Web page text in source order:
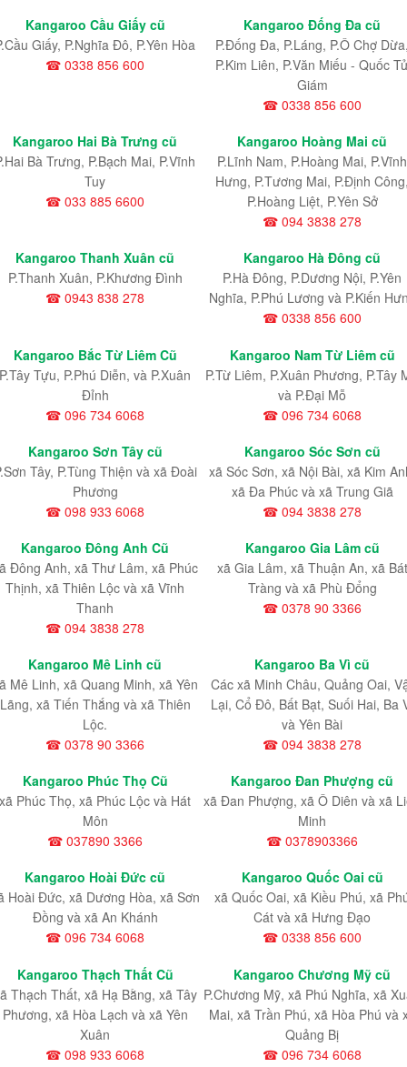
Kangaroo Cầu Giấy cũ
Giấy, P.Nghĩa Đô, P.Yên Hòa
☎ 0338 856 600
Kangaroo Đống Đa cũ
P.Đống Đa, P.Láng, P.Ô Chợ
P.Kim Liên, P.Văn Miếu - Quốc
Giám
☎ 0338 856 600
Kangaroo Hai Bà Trưng cũ
Bà Trưng, P.Bạch Mai, P.Vĩnh
Tuy
☎ 033 885 6600
Kangaroo Hoàng Mai cũ
P.Lĩnh Nam, P.Hoàng Mai, P.Vĩnh
Hưng, P.Tương Mai, P.Định
P.Hoàng Liệt, P.Yên Sở
☎ 094 3838 278
Kangaroo Thanh Xuân cũ
P.Thanh Xuân, P.Khương Đình
☎ 0943 838 278
Kangaroo Hà Đông cũ
P.Hà Đông, P.Dương Nội, P.Yên
Nghĩa, P.Phú Lương và P.Kiến
☎ 0338 856 600
Kangaroo Bắc Từ Liêm Cũ
P.Tây Tựu, P.Phú Diễn, và P.Xuân
Đỉnh
☎ 096 734 6068
Kangaroo Nam Từ Liêm cũ
P.Từ Liêm, P.Xuân Phương, P.Tây
và P.Đại Mỗ
☎ 096 734 6068
Kangaroo Sơn Tây cũ
Tây, P.Tùng Thiện và xã Đoài
Phương
☎ 098 933 6068
Kangaroo Sóc Sơn cũ
xã Sóc Sơn, xã Nội Bài, xã Kim
xã Đa Phúc và xã Trung Giã
☎ 094 3838 278
Kangaroo Đông Anh Cũ
Đông Anh, xã Thư Lâm, xã Phúc
Thịnh, xã Thiên Lộc và xã Vĩnh
Thanh
☎ 094 3838 278
Kangaroo Gia Lâm cũ
xã Gia Lâm, xã Thuận An, xã Bát
Tràng và xã Phù Đổng
☎ 0378 90 3366
Kangaroo Mê Linh cũ
Mê Linh, xã Quang Minh, xã Yên
Lãng, xã Tiến Thắng và xã Thiên
Lộc.
☎ 0378 90 3366
Kangaroo Ba Vì cũ
Các xã Minh Châu, Quảng Oai,
Lại, Cổ Đô, Bất Bạt, Suối Hai, Ba
và Yên Bài
☎ 094 3838 278
Kangaroo Phúc Thọ Cũ
xã Phúc Thọ, xã Phúc Lộc và Hát
Môn
☎ 037890 3366
Kangaroo Đan Phượng cũ
xã Đan Phượng, xã Ô Diên và xã
Minh
☎ 0378903366
Kangaroo Hoài Đức cũ
Hoài Đức, xã Dương Hòa, xã Sơn
Đồng và xã An Khánh
☎ 096 734 6068
Kangaroo Quốc Oai cũ
xã Quốc Oai, xã Kiều Phú, xã
Cát và xã Hưng Đạo
☎ 0338 856 600
Kangaroo Thạch Thất Cũ
Thạch Thất, xã Hạ Bằng, xã Tây
Phương, xã Hòa Lạch và xã Yên
Xuân
☎ 098 933 6068
Kangaroo Chương Mỹ cũ
P.Chương Mỹ, xã Phú Nghĩa, xã
Mai, xã Trần Phú, xã Hòa Phú và
Quảng Bị
☎ 096 734 6068